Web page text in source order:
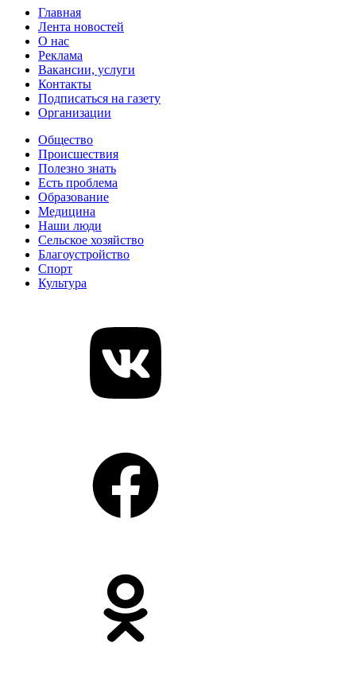
Главная
Лента новостей
О нас
Реклама
Вакансии, услуги
Контакты
Подписаться на газету
Организации
Общество
Происшествия
Полезно знать
Есть проблема
Образование
Медицина
Наши люди
Сельское хозяйство
Благоустройство
Спорт
Культура